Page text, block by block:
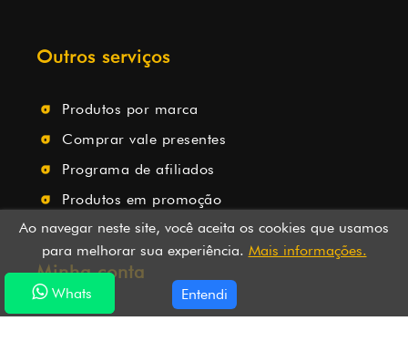
Ao navegar neste site, você aceita os cookies que usamos
para melhorar sua experiência. Mais informações.
Entendi
Outros serviços
Produtos por marca
Comprar vale presentes
Programa de afiliados
Produtos em promoção
Minha conta
Whats
Whats